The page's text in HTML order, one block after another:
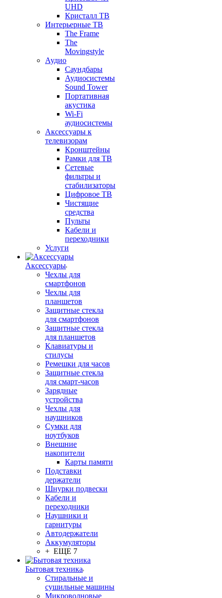
UHD
Кристалл ТВ
Интерьерные ТВ
The Frame
The
Movingstyle
Аудио
Саундбары
Аудиосистемы
Sound Tower
Портативная
акустика
Wi-Fi
аудиосистемы
Аксессуары к
телевизорам
Кронштейны
Рамки для ТВ
Сетевые
фильтры и
стабилизаторы
Цифровое ТВ
Чистящие
средства
Пульты
Кабели и
переходники
Услуги
Аксессуары
Чехлы для
смартфонов
Чехлы для
планшетов
Защитные стекла
для смартфонов
Защитные стекла
для планшетов
Клавиатуры и
стилусы
Ремешки для часов
Защитные стекла
для смарт-часов
Зарядные
устройства
Чехлы для
наушников
Сумки для
ноутбуков
Внешние
накопители
Карты памяти
Подставки
держатели
Шнурки подвески
Кабели и
переходники
Наушники и
гарнитуры
Автодержатели
Аккумуляторы
+ ЕЩЕ 7
Бытовая техника
Стиральные и
сушильные машины
Микроволновые